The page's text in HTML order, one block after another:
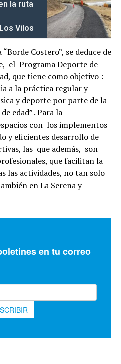
la ruta
Vilos
Costero”, se deduce de
el Programa Deporte de
que tiene como objetivo :
a la práctica regular y
y deporte por parte de la
edad” . Para la
con los implementos
y eficientes desarrollo de
las que además, son
que facilitan la
las actividades, no tan solo
en La Serena y